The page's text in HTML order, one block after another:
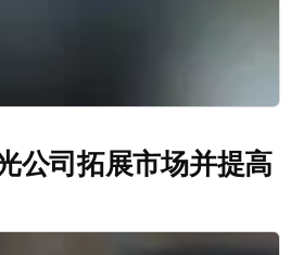
公司拓展市场并提高